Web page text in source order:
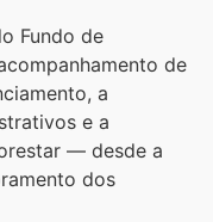
Fundo de
de
a
e a
— desde a
dos